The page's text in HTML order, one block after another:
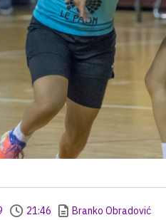
21:46 Branko Obradović